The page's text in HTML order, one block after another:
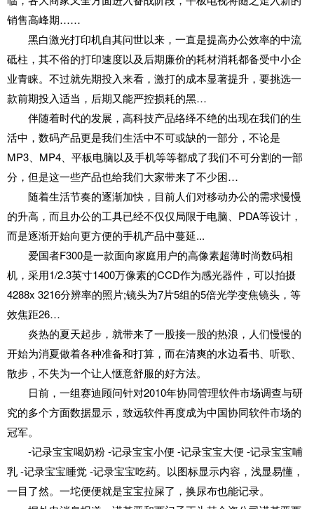
销售高峰期……
黑白激光打印机自其问世以来，一直是提高办公效率的中流
砥柱，其不俗的打印速度以及后期廉价的耗材消耗都备受中小企
业青睐。不过就先期投入来看，激打的成本显著提升，要挑选一
款前期投入适当，后期又能严控损耗的黑…
伴随着时代的发展，高科技产品络绎不绝的出现在我们的生
活中，数码产品更是我们生活中不可或缺的一部分，不论是
MP3、MP4、平板电脑以及手机等等都成了我们不可分割的一部
分，但是这一些产品也给我们大家带来了不少困…
随着生活节奏的逐渐加快，目前人们对移动办公的需求慢慢
的升高，而且办公的工具已经不仅仅局限于电脑、PDA等设计，
而是逐渐开始向更方便的手机产品中蔓延...
爱国者F300是一款面向家庭用户的高像素超薄时尚数码相
机，采用1/2.3英寸1400万像素的CCD作为感光器件，可以拍摄
4288x 3216分辨率的照片;镜头为7片5组的5倍光学变焦镜头，等
效焦距26…
炎热的夏天起步，就带来了一股接一股的热浪，人们慢慢的
开始为消夏做着各种准备和打算，而在清爽的水边看书、听歌、
散步，不失为一个让人惬意舒服的好方法。
日前，一组赛迪顾问针对2010年协同管理软件市场调查与研
究的多个方面数据显示，致远软件再度成为中国协同软件市场的
冠军。
-记录宝宝喝奶粉 -记录宝宝小便 -记录宝宝大便 -记录宝宝哺
乳 -记录宝宝睡觉 -记录宝宝吃药。以图标显示内容，浅显易懂，
一目了然。一坨便便就是宝宝拉屎了，换尿布也能记录。